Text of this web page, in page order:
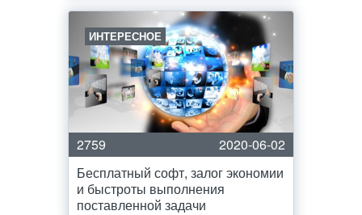
ИНТЕРЕСНОЕ
2759
2020-06-02
Бесплатный софт, залог экономии
и быстроты выполнения
поставленной задачи